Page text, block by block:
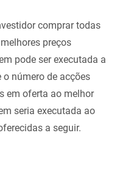
comprar todas
preços
pode ser executada a
o número de acções
em oferta ao melhor
seria executada ao
a seguir.